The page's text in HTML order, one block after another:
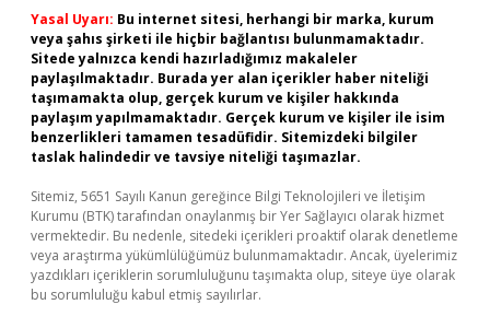
Yasal Uyarı: Bu internet sitesi, herhangi bir marka, kurum
veya şahıs şirketi ile hiçbir bağlantısı bulunmamaktadır.
Sitede yalnızca kendi hazırladığımız makaleler
paylaşılmaktadır. Burada yer alan içerikler haber niteliği
taşımamakta olup, gerçek kurum ve kişiler hakkında
paylaşım yapılmamaktadır. Gerçek kurum ve kişiler ile isim
benzerlikleri tamamen tesadüfidir. Sitemizdeki bilgiler
taslak halindedir ve tavsiye niteliği taşımazlar.
Sitemiz, 5651 Sayılı Kanun gereğince Bilgi Teknolojileri ve İletişim
Kurumu (BTK) tarafından onaylanmış bir Yer Sağlayıcı olarak hizmet
vermektedir. Bu nedenle, sitedeki içerikleri proaktif olarak denetleme
veya araştırma yükümlülüğümüz bulunmamaktadır. Ancak, üyelerimiz
yazdıkları içeriklerin sorumluluğunu taşımakta olup, siteye üye olarak
bu sorumluluğu kabul etmiş sayılırlar.